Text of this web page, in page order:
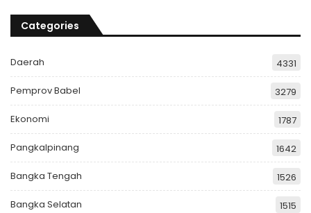
Categories
Daerah 4331
Pemprov Babel 3279
Ekonomi 1787
Pangkalpinang 1642
Bangka Tengah 1526
Bangka Selatan 1515